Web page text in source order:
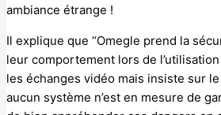
ambiance étrange !
Il explique que “Omegle prend la
leur comportement lors de
les échanges vidéo mais insiste sur
aucun système n’est en mesure de